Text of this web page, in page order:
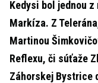
Kedysi bol jednou
Markíza. Z
Martinou
Reflexu, či súťaže
Záhorskej Bystrice